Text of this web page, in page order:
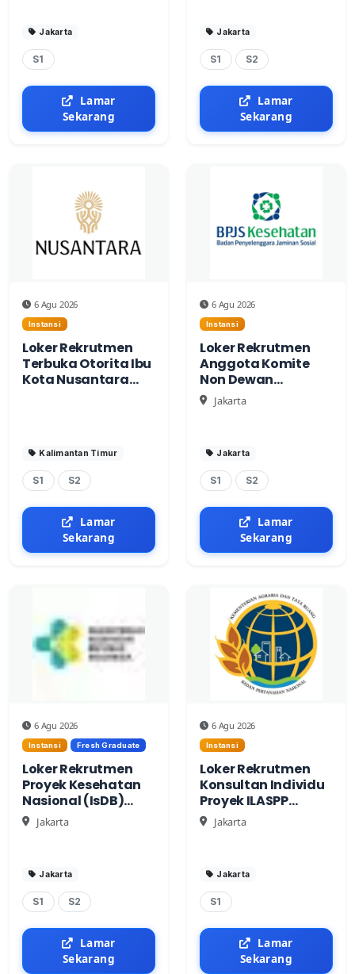
Jakarta
S1
Lamar
Sekarang
Jakarta
S1 S2
Lamar
Sekarang
6 Agu 2026
Instansi
Loker Rekrutmen
Terbuka Otorita Ibu
Kota Nusantara
Kalimantan Timur
S1 S2
Lamar
Sekarang
6 Agu 2026
Instansi
Loker Rekrutmen
Anggota Komite
Non Dewan
Pengawas BPJS
Kesehatan
Jakarta
Jakarta
S1 S2
Lamar
Sekarang
6 Agu 2026
Instansi Fresh Graduate
Loker Rekrutmen
Proyek Kesehatan
Nasional (IsDB)
Kementerian
Kesehatan RI
Jakarta
Jakarta
S1 S2
Lamar
Sekarang
6 Agu 2026
Instansi
Loker Rekrutmen
Konsultan Individu
Proyek ILASPP
Kementerian
ATR/BPN
Jakarta
Jakarta
S1
Lamar
Sekarang